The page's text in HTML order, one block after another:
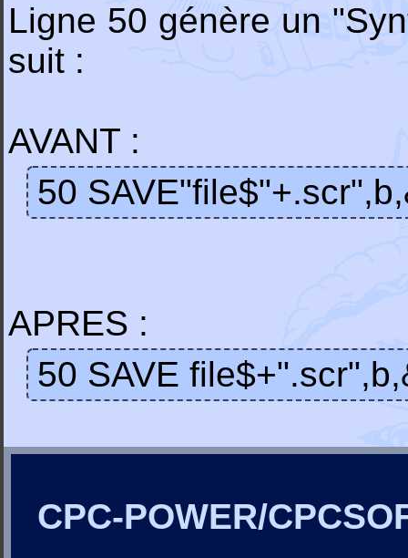
Ligne 50 génère un
suit :
AVANT :
50
APRES :
50 SAVE
CPC-POWER/